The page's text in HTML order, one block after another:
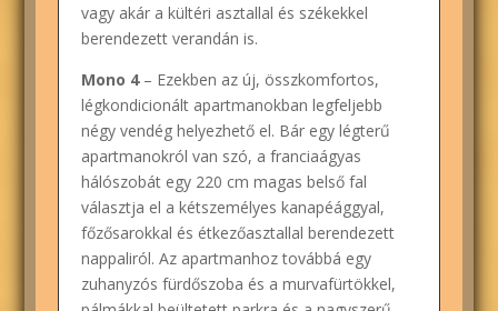
vagy akár a kültéri asztallal és székekkel
berendezett verandán is.
Mono 4– Ezekben az új, összkomfortos,
légkondicionált apartmanokban legfeljebb
négy vendég helyezhető el. Bár egy légterű
apartmanokról van szó, a franciaágyas
hálószobát egy 220 cm magas belső fal
választja el a kétszemélyes kanapéággyal,
főzősarokkal és étkezőasztallal berendezett
nappaliról. Az apartmanhoz továbbá egy
zuhanyzós fürdőszoba és a murvafürtökkel,